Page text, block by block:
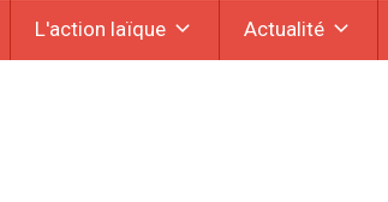
L'action laïque Actualité